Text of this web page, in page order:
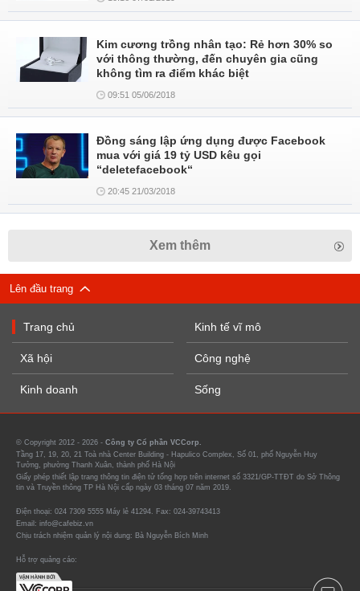
Kim cương trồng nhân tạo: Rẻ hơn 30% so
với thông thường, đến chuyên gia cũng
không tìm ra điểm khác biệt
09:51 05/06/2018
Đồng sáng lập ứng dụng được Facebook
mua với giá 19 tỷ USD kêu gọi
“deletefacebook“
20:45 21/03/2018
Xem thêm
Lên đầu trang
Trang chủ
Xã hội
Kinh doanh
Kinh tế vĩ mô
Công nghệ
Sống
© Copyright 2012 - 2026 - Công ty Cổ phần VCCorp.
Tầng 17, 19, 20, 21 Toà nhà Center Building - Hapulico Complex, Số 01, phố Nguyễn Huy
Tưởng, phường Thanh Xuân, thành phố Hà Nội
Giấy phép thiết lập trang thông tin điện tử tổng hợp trên internet số 3321/GP-TTĐT do Sở Thông
tin và Truyền thông TP Hà Nội cấp ngày 03 tháng 07 năm 2019.
Điện thoại: 024 7309 5555 Máy lẻ 41294. Fax: 024-39743413
Email: info@cafebiz.vn
Chịu trách nhiệm quản lý nội dung: Bà Nguyễn Bích Minh
Hỗ trợ quảng cáo: